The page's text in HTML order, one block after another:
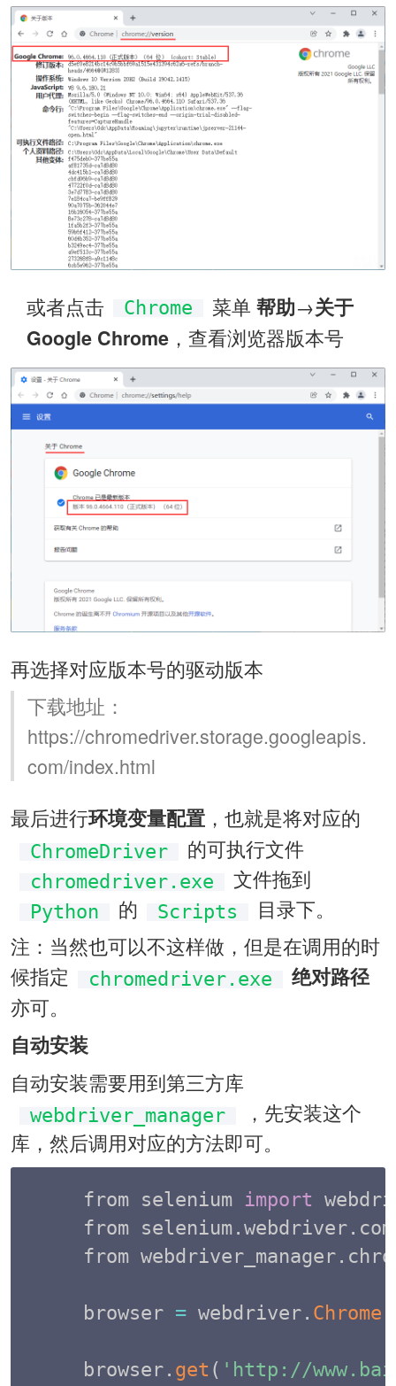
或者点击 Chrome 菜单 帮助→关于
Google Chrome，查看浏览器版本号
再选择对应版本号的驱动版本
下载地址：
https://chromedriver.storage.googleapis.
com/index.html
最后进行环境变量配置，也就是将对应的
ChromeDriver 的可执行文件
chromedriver.exe 文件拖到
Python 的 Scripts
目录下。
注：当然也可以不这样做，但是在调用的时
候指定
chromedriver.exe
绝对路径
亦可。
自动安装
自动安装需要用到第三方库
webdriver_manager
，先安装这个
库，然后调用对应的方法即可。
from selenium import
from selenium. webdriver.
from webdriver_manager.
browser = webdriver. Chrome
browser. get ( 'http://